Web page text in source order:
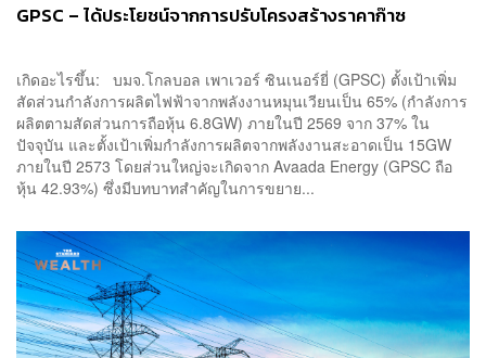
GPSC – ได้ประโยชน์จากการปรับโครงสร้างราคาก๊าซ
เกิดอะไรขึ้น: บมจ.โกลบอล เพาเวอร์ ซินเนอร์ยี่ (GPSC) ตั้งเป้าเพิ่ม
สัดส่วนกำลังการผลิตไฟฟ้าจากพลังงานหมุนเวียนเป็น 65% (กำลังการ
ผลิตตามสัดส่วนการถือหุ้น 6.8GW) ภายในปี 2569 จาก 37% ใน
ปัจจุบัน และตั้งเป้าเพิ่มกำลังการผลิตจากพลังงานสะอาดเป็น 15GW
ภายในปี 2573 โดยส่วนใหญ่จะเกิดจาก Avaada Energy (GPSC ถือ
หุ้น 42.93%) ซึ่งมีบทบาทสำคัญในการขยาย...